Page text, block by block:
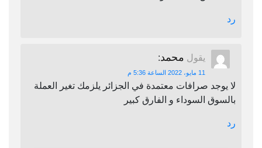
رد
يقول محمد:
11 مايو، 2022 الساعة 5:36 م
لا يوجد صرافات معتمدة في الجزائر يلزمك تغير العملة
بالسوق السوداء و الفارق كبير
رد